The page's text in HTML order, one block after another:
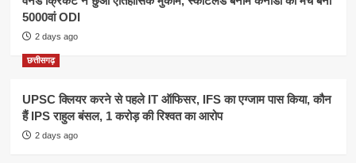
5000वां ODI
2 days ago
छत्तीसगढ़
UPSC क्लियर करने से पहले IT ऑफिसर, IFS का एग्जाम पास किया, कौन
हैं IPS राहुल बंसल, 1 करोड़ की रिश्वत का आरोप
2 days ago